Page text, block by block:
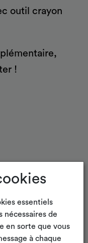
crayon
!
essentiels
nécessaires de
en sorte que vous
à chaque